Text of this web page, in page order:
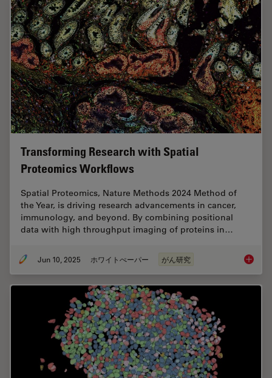
Transforming Research with Spatial
Proteomics Workflows
Spatial Proteomics, Nature Methods 2024 Method of
the Year, is driving research advancements in cancer,
immunology, and beyond. By combining positional
data with high throughput imaging of proteins in…
Jun 10, 2025 ホワイトぺーパー がん研究